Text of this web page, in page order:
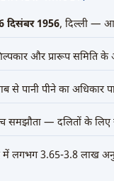
दिसंबर 1956, दिल्ली —
और प्रारूप समिति के
से पानी पीने का अधिकार
समझौता — दलितों के लिए
लगभग 3.65-3.8 लाख